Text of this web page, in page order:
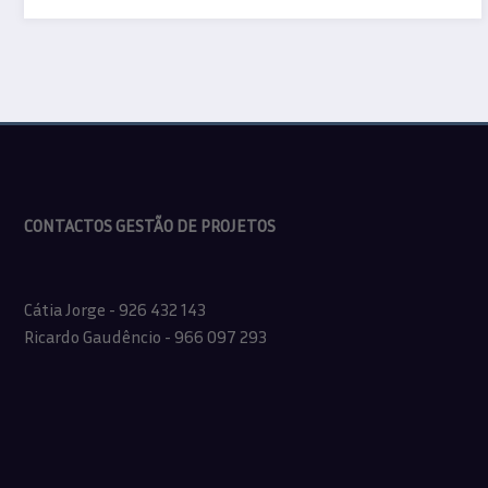
CONTACTOS GESTÃO DE PROJETOS
Cátia Jorge - 926 432 143
Ricardo Gaudêncio - 966 097 293